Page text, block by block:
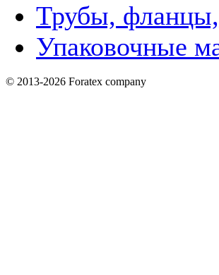
Трубы, фланцы,
Упаковочные
© 2013-2026 Foratex company